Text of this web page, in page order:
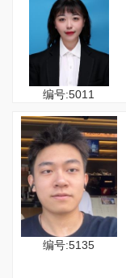
编号:5011
编号:5135